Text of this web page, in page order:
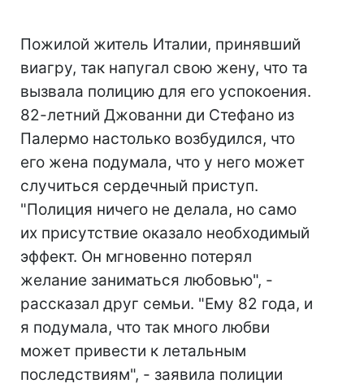
Пожилой житель Италии, принявший
виагру, так напугал свою жену, что та
вызвала полицию для его успокоения.
82-летний Джованни ди Стефано из
Палермо настолько возбудился, что
его жена подумала, что у него может
случиться сердечный приступ.
"Полиция ничего не делала, но само
их присутствие оказало необходимый
эффект. Он мгновенно потерял
желание заниматься любовью", -
рассказал друг семьи. "Ему 82 года, и
я подумала, что так много любви
может привести к летальным
последствиям", - заявила полиции